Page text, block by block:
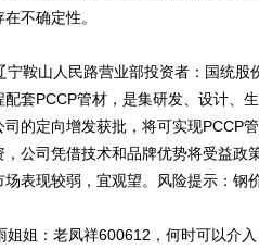
不确定性。
鞍山人民路营业部投资者：国统股
配套PCCP管材，是集研发、设计、
司的定向增发获批，将可实现PCCP
，公司凭借技术和品牌优势将受益政
场表现较弱，宜观望。风险提示：钢
姐：老凤祥600612，何时可以介